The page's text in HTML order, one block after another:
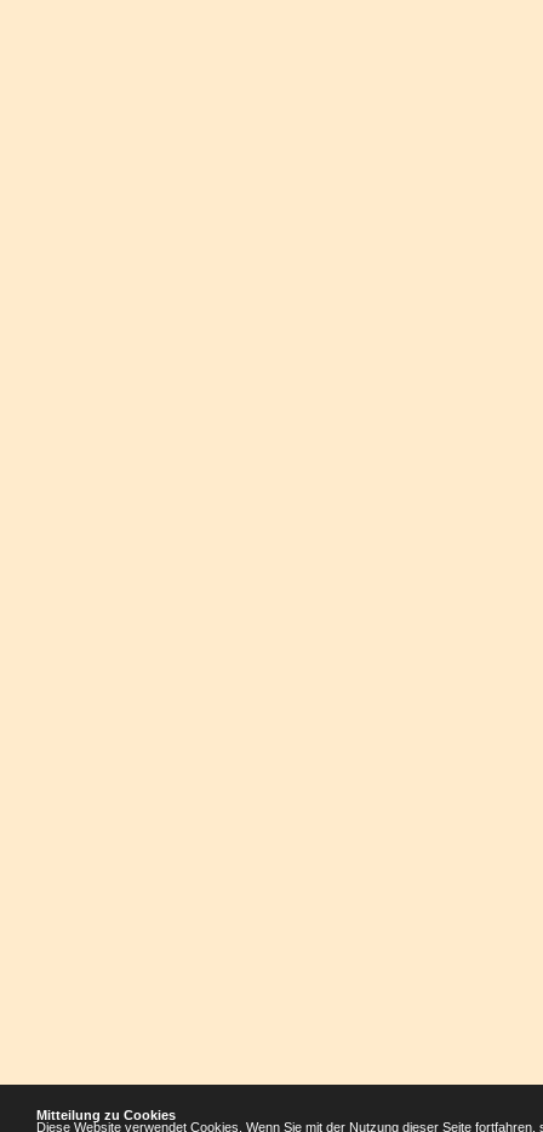
Mitteilung zu Cookies
Diese Website verwendet Cookies. Wenn Sie mit der Nutzung dieser Seite